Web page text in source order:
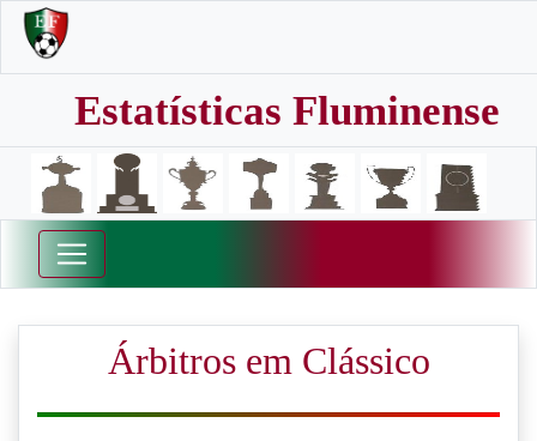
Estatísticas Fluminense
Árbitros em Clássico